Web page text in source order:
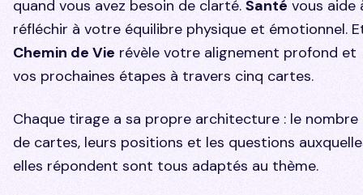
quand vous avez besoin de clarté. Santé vous aide
réfléchir à votre équilibre physique et émotionnel.
Chemin de Vie révèle votre alignement profond et
vos prochaines étapes à travers cinq cartes.
Chaque tirage a sa propre architecture : le nombre
de cartes, leurs positions et les questions
elles répondent sont tous adaptés au thème.